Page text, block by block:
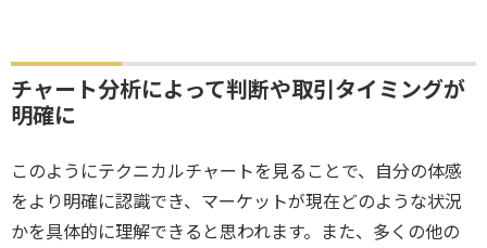
チャート分析によって判断や取引タイミングが
明確に
このようにテクニカルチャートを見ることで、自分の体感
をより明確に認識でき、マーケットが現在どのような状況
かを具体的に理解できると思われます。また、多くの他の